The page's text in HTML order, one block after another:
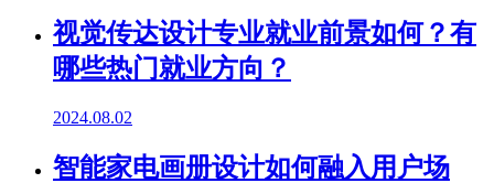
视觉传达设计专业就业前景如何？有
哪些热门就业方向？
2024.08.02
智能家电画册设计如何融入用户场